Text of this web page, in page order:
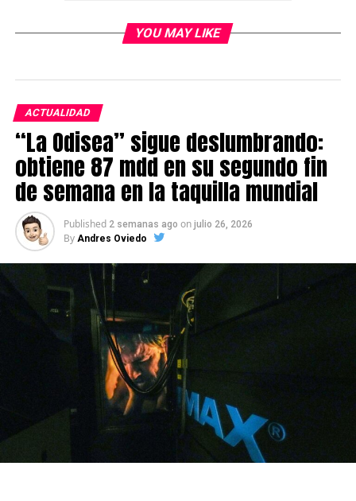
YOU MAY LIKE
ACTUALIDAD
“La Odisea” sigue deslumbrando:
obtiene 87 mdd en su segundo fin
de semana en la taquilla mundial
Published 2 semanas ago on julio 26, 2026
By Andres Oviedo